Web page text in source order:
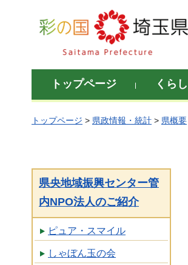
彩の国 埼玉県
トップページ くら
トップページ > 県政情報・統計 > 県概要
県央地域振興センター管
内NPO法人のご紹介
ピュア・スマイル
しゃぼん玉の会